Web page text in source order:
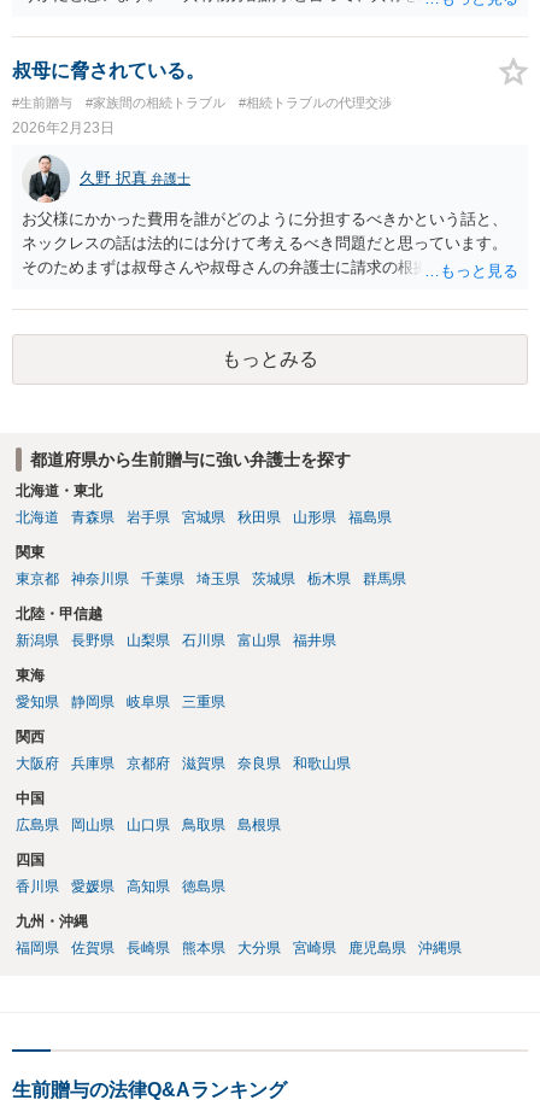
とができます。 ただし、共有で贈与を受けるときに、相手が使用す
ることを認めると そのような共有物分割請求ができるのかが問題と
なってしまいます。 ②仮に姉がこの家で事業を始めた場合、私に一定
の賃貸料を払うのが一般的でしょうか？ 姉だけ使用することを認
めるのであれば賃料をもらったらよいと思います。 ③家や土地を共有
名義にするとトラブルが多いと聞きますが、家を兄弟姉妹で相続・贈
与を受ける場合みなさんどうしているのでしょうか。 共有で贈与
を受けるということは少なく、相続で共有となった場合は遺産分割の
際に なるべく共有にしないで、代償金をもらうか、売って代金を分
ける方法にする。 やむなく共有になってしまった場合は共有物分割
請求で共有状態を解消するのが一般的です。 最初から、共有で相
手が使用することを前提に贈与を受けると 共有物分割請求ができる
かどうか微妙になってしまうので、賃料をもらうくらいしか 解決方
法が亡くなってしまう可能性があります。 弁護士に面談で詳しい
事情を話して相談された方がよいと思います。
叔母に脅されている。
#生前贈与 #家族間の相続トラブル #相続トラブルの代理交渉
2026年2月23日
久野 択真 弁護士
お父様にかかった費用を誰がどのように分担するべきかという話と、
ネックレスの話は法的には分けて考えるべき問題だと思っています。
そのためまずは叔母さんや叔母さんの弁護士に請求の根拠を尋ねてみ
には、ご相談者様の方でも弁護士に具体的に相談してみるのも良いと
思います。 以上ご参考までに。
もっとみる
都道府県から生前贈与に強い弁護士を探す
北海道・東北
北海道
青森県 岩手県 宮城県 秋田県 山形県 福島県
関東
東京都
神奈川県 千葉県 埼玉県 茨城県 栃木県 群馬県
北陸・甲信越
新潟県
長野県 山梨県 石川県 富山県 福井県
東海
愛知県
静岡県 岐阜県 三重県
関西
大阪府
兵庫県 京都府 滋賀県 奈良県 和歌山県
中国
広島県
岡山県 山口県 鳥取県 島根県
四国
香川県
愛媛県 高知県 徳島県
九州・沖縄
福岡県
佐賀県 長崎県 熊本県 大分県 宮崎県 鹿児島県 沖縄県
生前贈与の法律Q&Aランキング